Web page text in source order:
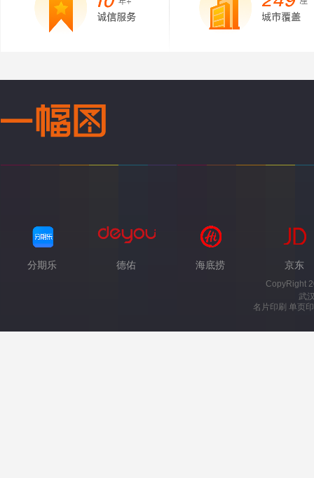
分期乐 德佑 海底捞 京东
CopyRight
武
名片印刷 单页